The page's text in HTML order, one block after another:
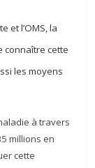
et l’OMS, la
connaître cette
les moyens
à travers
millions en
cette